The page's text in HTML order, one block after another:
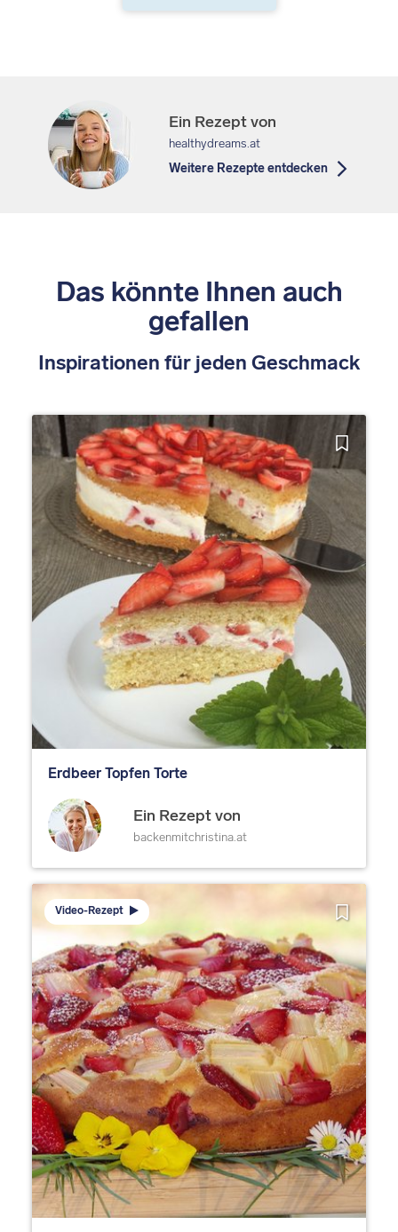
Ein Rezept von
healthydreams.at
Weitere Rezepte entdecken
Das könnte Ihnen auch
gefallen
Inspirationen für jeden Geschmack
Erdbeer Topfen Torte
Ein Rezept von
backenmitchristina.at
Video-Rezept